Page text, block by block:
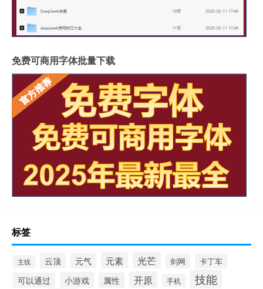
免费可商用字体批量下载
标签
主线 云顶 元气 元素 光芒 剑网 卡丁车
可以通过 小游戏 属性 开原 手机 技能